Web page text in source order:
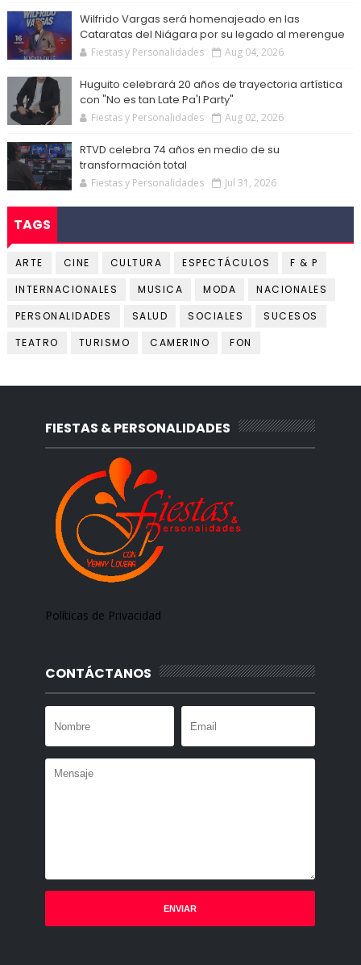
Wilfrido Vargas será homenajeado en las
Cataratas del Niágara por su legado al merengue
Fiestas y Personalidades Aug 04, 2026
Huguito celebrará 20 años de trayectoria artística
con "No es tan Late Pa'l Party"
Fiestas y Personalidades Aug 02, 2026
RTVD celebra 74 años en medio de su
transformación total
Fiestas y Personalidades Jul 31, 2026
TAGS
ARTE CINE CULTURA ESPECTÁCULOS
F & P
INTERNACIONALES
MUSICA MODA
NACIONALES
PERSONALIDADES
SALUD SOCIALES
SUCESOS
TEATRO
TURISMO CAMERINO FON
FIESTAS & PERSONALIDADES
Políticas de Privacidad
CONTÁCTANOS